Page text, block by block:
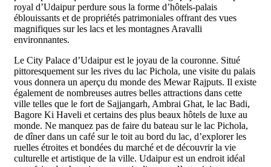
royal d’Udaipur perdure sous la forme d’hôtels-palais
éblouissants et de propriétés patrimoniales offrant des vues
magnifiques sur les lacs et les montagnes Aravalli
environnantes.
Le City Palace d’Udaipur est le joyau de la couronne. Situé
pittoresquement sur les rives du lac Pichola, une visite du palais
vous donnera un aperçu du monde des Mewar Rajputs. Il existe
également de nombreuses autres belles attractions dans cette
ville telles que le fort de Sajjangarh, Ambrai Ghat, le lac Badi,
Bagore Ki Haveli et certains des plus beaux hôtels de luxe au
monde. Ne manquez pas de faire du bateau sur le lac Pichola,
de dîner dans un café sur le toit au bord du lac, d’explorer les
ruelles étroites et bondées du marché et de découvrir la vie
culturelle et artistique de la ville. Udaipur est un endroit idéal